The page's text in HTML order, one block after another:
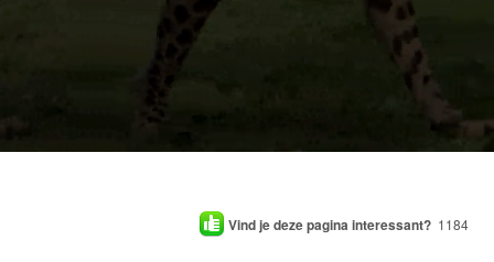
Vind je deze pagina interessant? 1184